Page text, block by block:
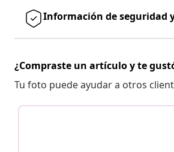
Información de seguridad
¿Compraste un artículo y te
Tu foto puede ayudar a otros